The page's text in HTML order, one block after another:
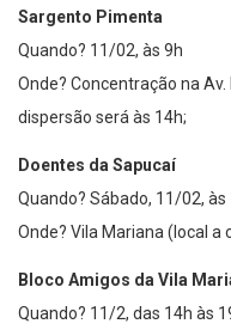
Sargento Pimenta
Quando? 11/02, às 9h
Onde? Concentração na
dispersão será às 14h;
Doentes da Sapucaí
Quando? Sábado, 11/02, às
Onde? Vila Mariana (local a
Bloco Amigos da Vila
Quando? 11/2, das 14h às